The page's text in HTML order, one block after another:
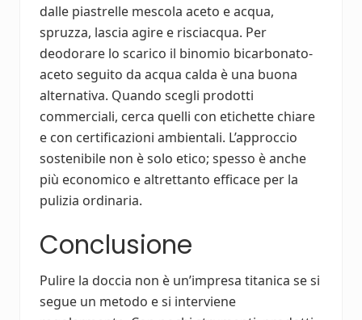
dalle piastrelle mescola aceto e acqua,
spruzza, lascia agire e risciacqua. Per
deodorare lo scarico il binomio bicarbonato-
aceto seguito da acqua calda è una buona
alternativa. Quando scegli prodotti
commerciali, cerca quelli con etichette chiare
e con certificazioni ambientali. L’approccio
sostenibile non è solo etico; spesso è anche
più economico e altrettanto efficace per la
pulizia ordinaria.
Conclusione
Pulire la doccia non è un’impresa titanica se si
segue un metodo e si interviene